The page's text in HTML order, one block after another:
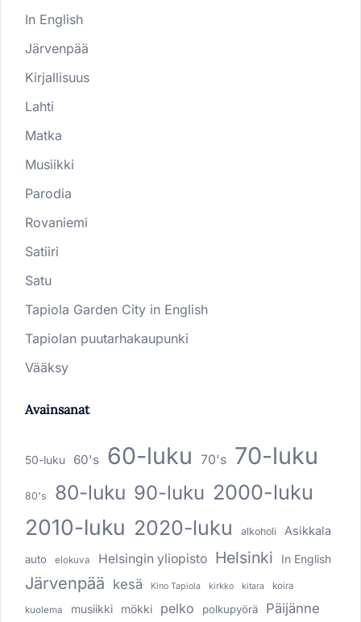
In English
Järvenpää
Kirjallisuus
Lahti
Matka
Musiikki
Parodia
Rovaniemi
Satiiri
Satu
Tapiola Garden City in English
Tapiolan puutarhakaupunki
Vääksy
Avainsanat
50-luku 60's 60-luku 70's 70-luku
80's 80-luku 90-luku 2000-luku
2010-luku 2020-luku alkoholi Asikkala
auto elokuva Helsingin yliopisto Helsinki In English
Järvenpää kesä Kino Tapiola kirkko kitara koira
kuolema musiikki mökki pelko polkupyörä Päijänne